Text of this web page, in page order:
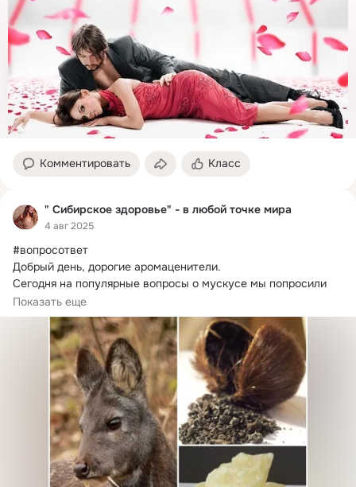
Комментировать Класс
" Сибирское здоровье" - в любой точке мира
4 авг 2025
#вопросответ
Добрый день, дорогие аромаценители.
Сегодня на популярные вопросы о мускусе мы попросили
ответить парфюмерных технологов бренда.
Показать еще